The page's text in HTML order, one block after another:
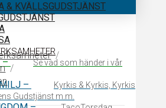
& KVÄLLSGUDSTJÄNST
–
Se vad som händer i vår
–
Kyrkis & Kyrkis, Kyrkis
Gudstjänst m.m.
/
/